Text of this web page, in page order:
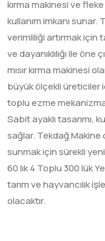
kırma makinesi ve
kullanım imkanı sunar.
verimliliği artırmak için
ve dayanıklılığı ile öne
mısır kırma makinesi
büyük ölçekli üreticiler
toplu ezme
Sabit ayaklı tasarımı,
sağlar. Tekdağ
sunmak için sürekli
60 lık 4 Toplu 300 lük
tarım ve hayvancılık
olacaktır.